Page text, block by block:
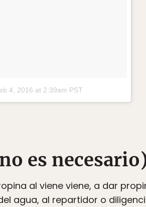
4, 2016 at 2:39am PST
es
al viene viene, a dar
agua, al repartidor o